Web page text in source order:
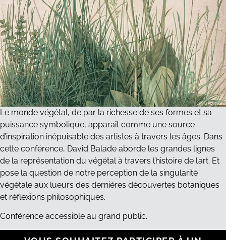
Le monde végétal, de par la richesse de ses formes et sa
puissance symbolique, apparaît comme une source
d’inspiration inépuisable des artistes à travers les âges. Dans
cette conférence, David Balade aborde les grandes lignes
de la représentation du végétal à travers l’histoire de l’art. Et
pose la question de notre perception de la singularité
végétale aux lueurs des dernières découvertes botaniques
et réflexions philosophiques.
Conférence accessible au grand public.